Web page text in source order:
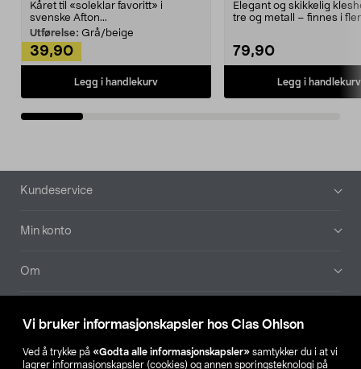
Vi bruker informasjonskapsler hos Clas Ohlson
Ved å trykke på «Godta alle informasjonskapsler» samtykker du i at vi
lagrer informasjonskapsler (cookies) og annen sporingsteknologi på
Kåret til «soleklar favoritt» i
svenske Afton...
Utførelse: Grå/beige
39,90
Legg i handlekurv
Elegant og skikkelig
tre og metall – finnes i
79,90
Legg i handlekurv
Bunntekst
Kundeservice
Min konto
Om
Våre selskaper